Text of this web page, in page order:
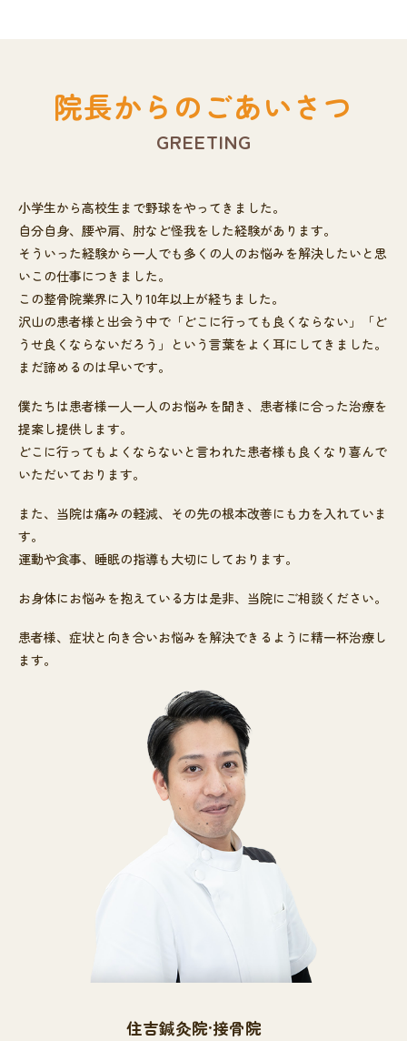
院長からのごあいさつ
GREETING
小学生から高校生まで野球をやってきました。
自分自身、腰や肩、肘など怪我をした経験があります。
そういった経験から一人でも多くの人のお悩みを解決したいと思
いこの仕事につきました。
この整骨院業界に入り10年以上が経ちました。
沢山の患者様と出会う中で「どこに行っても良くならない」「ど
うせ良くならないだろう」という言葉をよく耳にしてきました。
まだ諦めるのは早いです。
僕たちは患者様一人一人のお悩みを聞き、患者様に合った治療を
提案し提供します。
どこに行ってもよくならないと言われた患者様も良くなり喜んで
いただいております。
また、当院は痛みの軽減、その先の根本改善にも力を入れていま
す。
運動や食事、睡眠の指導も大切にしております。
お身体にお悩みを抱えている方は是非、当院にご相談ください。
患者様、症状と向き合いお悩みを解決できるように精一杯治療し
ます。
住吉鍼灸院·接骨院